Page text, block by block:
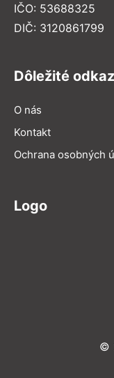
IČO: 53688325
DIČ: 3120861799
Dôležité
O nás
Kontakt
Ochrana osobných
Logo
©